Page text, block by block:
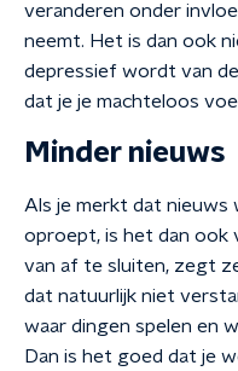
veranderen onder
neemt. Het is dan ook
depressief wordt van
dat je je machteloos
Minder nieuws
Als je merkt dat
oproept, is het dan ook
van af te sluiten, zegt
dat natuurlijk niet
waar dingen spelen en
Dan is het goed dat je